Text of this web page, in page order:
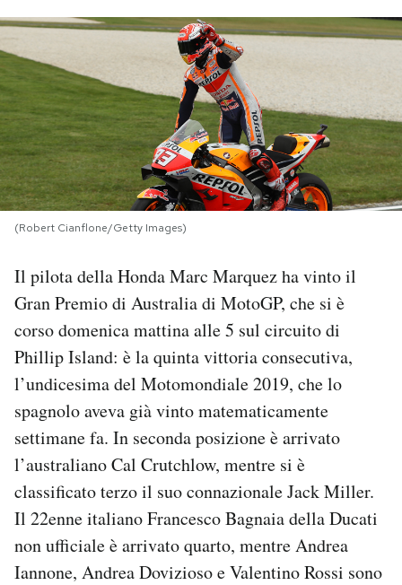
Sport
Mondiali calcio 2026
PODCAST
NEWSLETTER
I MIEI PREFERITI
SHOP
CALENDARIO
AREA PERSONALE
Area Personale
Regala il Post
Hai bisogno di aiuto?
Esci
(Robert Cianflone/Getty Images)
Il pilota della Honda Marc Marquez ha vinto il
Gran Premio di Australia di MotoGP, che si è
corso domenica mattina alle 5 sul circuito di
Phillip Island: è la quinta vittoria consecutiva,
l’undicesima del Motomondiale 2019, che lo
spagnolo aveva già vinto matematicamente
settimane fa. In seconda posizione è arrivato
l’australiano Cal Crutchlow, mentre si è
classificato terzo il suo connazionale Jack Miller.
Il 22enne italiano Francesco Bagnaia della Ducati
non ufficiale è arrivato quarto, mentre Andrea
Iannone, Andrea Dovizioso e Valentino Rossi sono